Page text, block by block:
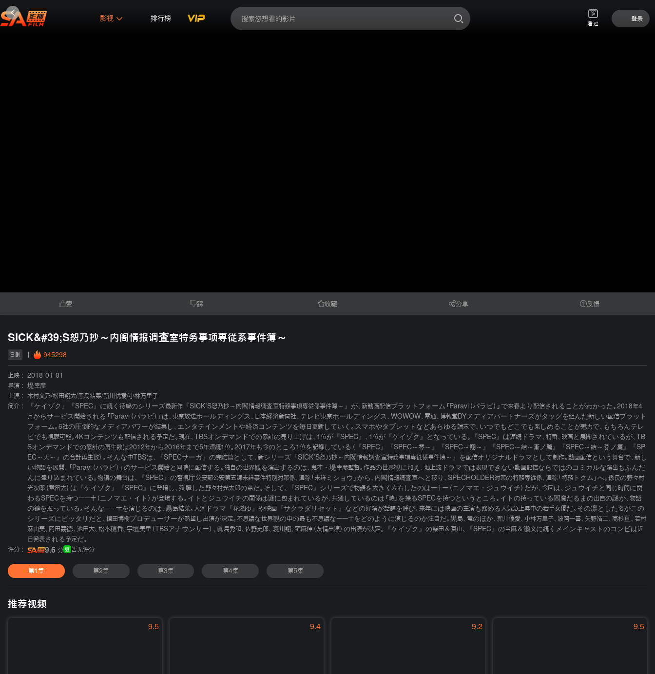
影视 排行榜
看过
登录
赞 踩 收藏 分享 反馈
SICK&#39;S恕乃抄～内阁情报调査室特务事项専従系事件簿～
日剧 945298
上映 :
2018-01-01
导演 :
堤幸彦
主演 :
木村文乃/松田翔太/黑岛结菜/新川优爱/小林万里子
简介 :
『ケイゾク』『SPEC』に続く待望のシリーズ最新作『SICK’S恕乃抄～内閣情報調査室特務事項専従係事件簿～』が、新動画配信プラットフォーム「Paravi（パラビ）」で来春より配信されることがわかった。2018年4
月からサービス開始される「Paravi（パラビ）」は、東京放送ホールディングス、日本経済新聞社、テレビ東京ホールディングス、WOWOW、電通、博報堂DYメディアパートナーズがタッグを組んだ新しい配信プラット
フォーム。6社の圧倒的なメディアパワーが結集し、エンタテインメントや経済コンテンツを毎日更新していく。スマホやタブレットなどあらゆる端末で、いつでもどこでも楽しめることが魅力で、もちろんテレ
ビでも視聴可能。4Kコンテンツも配信される予定だ。現在、TBSオンデマンドでの累計の売り上げは、1位が『SPEC』、1位が『ケイゾク』となっている。『SPEC』は連続ドラマ、特番、映画と展開されているが、TB
Sオンデマンドでの累計の再生数は2012年から2016年まで5年連続1位。2017年も今のところ1位を記録している（『SPEC』『SPEC～零～』『SPEC～翔～』『SPEC～結～漸ノ篇』『SPEC～結～爻ノ篇』『SP
EC～天～』の合計再生数）。そんな中TBSは、『SPECサーガ』の完結篇として、新シリーズ『SICK’S恕乃抄～内閣情報調査室特務事項専従係事件簿～』を配信オリジナルドラマとして制作。動画配信という舞台で、新し
い物語を展開、「Paravi（パラビ）」のサービス開始と同時に配信する。独自の世界観を演出するのは、鬼才・堤幸彦監督。作品の世界観に加え、地上波ドラマでは表現できない動画配信ならではのコミカルな演出もふんだ
んに盛り込まれている。物語の舞台は、『SPEC』の警視庁公安部公安第五課未詳事件特別対策係、通称「未詳ミショウ」から、内閣情報調査室へと移り、SPECHOLDER対策の特務専従係、通称「特務トクム」へ。係長の野々村
光次郎（竜雷太）は『ケイゾク』『SPEC』に登場し、殉職した野々村光太郎の弟だ。そして、『SPEC』シリーズで物語を大きく左右したのは一十一（ニノマエ・ジュウイチ）だが、今回は、ジュウイチと同じ時間に関
わるSPECを持つ一一十（ニノマエ・イト）が登場する。イトとジュウイチの関係は謎に包まれているが、共通しているのは「時」を操るSPECを持つというところ。イトの持っている閻魔だるまの出自の謎が、物語
の鍵を握っている。そんな一一十を演じるのは、黒島結菜。大河ドラマ『花燃ゆ』や映画『サクラダリセット』などの好演が話題を呼び、来年には映画の主演も務める人気急上昇中の若手女優だ。その凛とした姿がこの
シリーズにピッタリだと、植田博樹プロデューサーが熱望し出演が決定。不思議な世界観の中の最も不思議な一一十をどのように演じるのか注目だ。黒島、竜のほか、新川優愛、小林万里子、波岡一喜、矢野浩二、高杉亘、若村
麻由美、岡田義徳、池田大、松本穂香、宇垣美里（TBSアナウンサー）、眞島秀和、佐野史郎、哀川翔、宅麻伸（友情出演）の出演が決定。『ケイゾク』の柴田＆真山、『SPEC』の当麻＆瀬文に続くメインキャストのコンビは近
日発表される予定だ。
评分 :
9.6 分 暂无评分
第1集 第2集 第3集 第4集 第5集
推荐视频
9.5 9.4 9.2 9.5